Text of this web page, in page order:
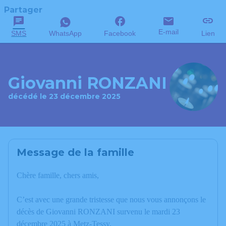
Partager
SMS WhatsApp Facebook E-mail Lien
Giovanni RONZANI
décédé le 23 décembre 2025
Message de la famille
Chère famille, chers amis,
C’est avec une grande tristesse que nous vous annonçons le
décès de Giovanni RONZANI survenu le mardi 23
décembre 2025 à Metz-Tessy.